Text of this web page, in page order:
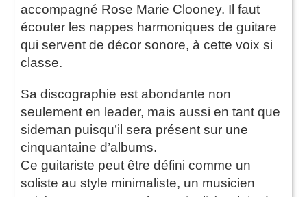
accompagné Rose Marie Clooney. Il faut
écouter les nappes harmoniques de guitare
qui servent de décor sonore, à cette voix si
classe.
Sa discographie est abondante non
seulement en leader, mais aussi en tant que
sideman puisqu’il sera présent sur une
cinquantaine d’albums.
Ce guitariste peut être défini comme un
soliste au style minimaliste, un musicien